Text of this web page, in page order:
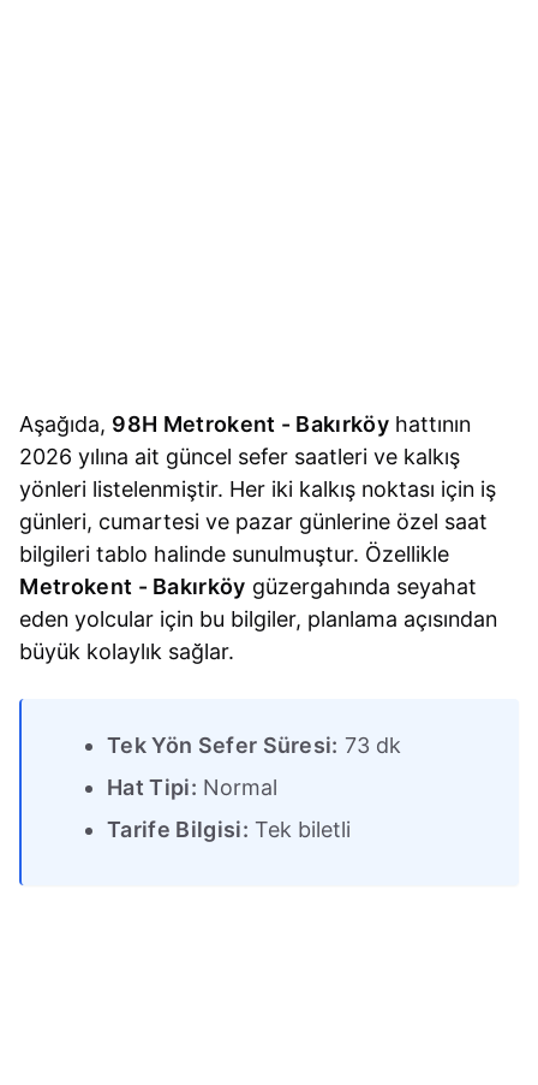
Aşağıda, 98H Metrokent - Bakırköy hattının
2026 yılına ait güncel sefer saatleri ve kalkış
yönleri listelenmiştir. Her iki kalkış noktası için iş
günleri, cumartesi ve pazar günlerine özel saat
bilgileri tablo halinde sunulmuştur. Özellikle
Metrokent - Bakırköy güzergahında seyahat
eden yolcular için bu bilgiler, planlama açısından
büyük kolaylık sağlar.
Tek Yön Sefer Süresi: 73 dk
Hat Tipi: Normal
Tarife Bilgisi: Tek biletli